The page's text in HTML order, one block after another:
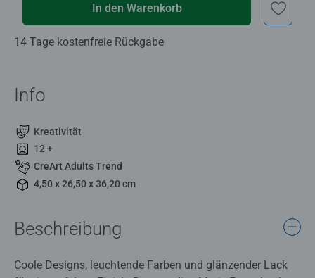
In den Warenkorb
14 Tage kostenfreie Rückgabe
Info
Kreativität
12 +
CreArt Adults Trend
4,50 x 26,50 x 36,20 cm
Beschreibung
Coole Designs, leuchtende Farben und glänzender Lack